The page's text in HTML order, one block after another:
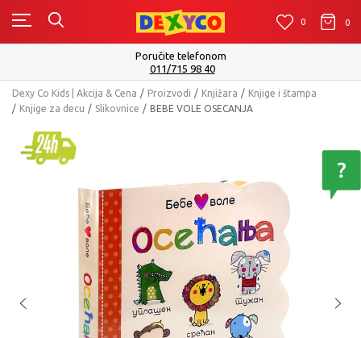
0 0 0
Poručite telefonom
011/715 98 40
Dexy Co Kids | Akcija & Cena Proizvodi Knjižara
Knjige i štampa
Knjige za decu
Slikovnice BEBE VOLE OSECANJA